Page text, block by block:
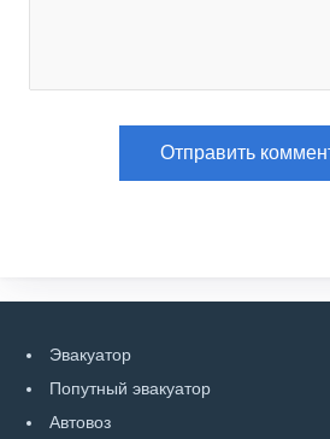
Эвакуатор
Попутный эвакуатор
Автовоз